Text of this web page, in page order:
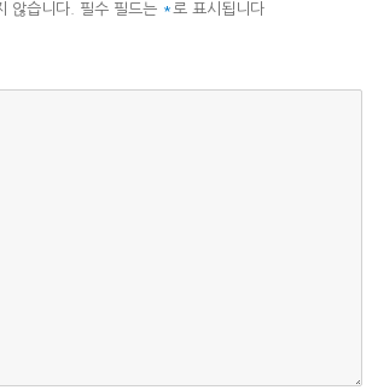
않습니다. 필수 필드는 *로 표시됩니다